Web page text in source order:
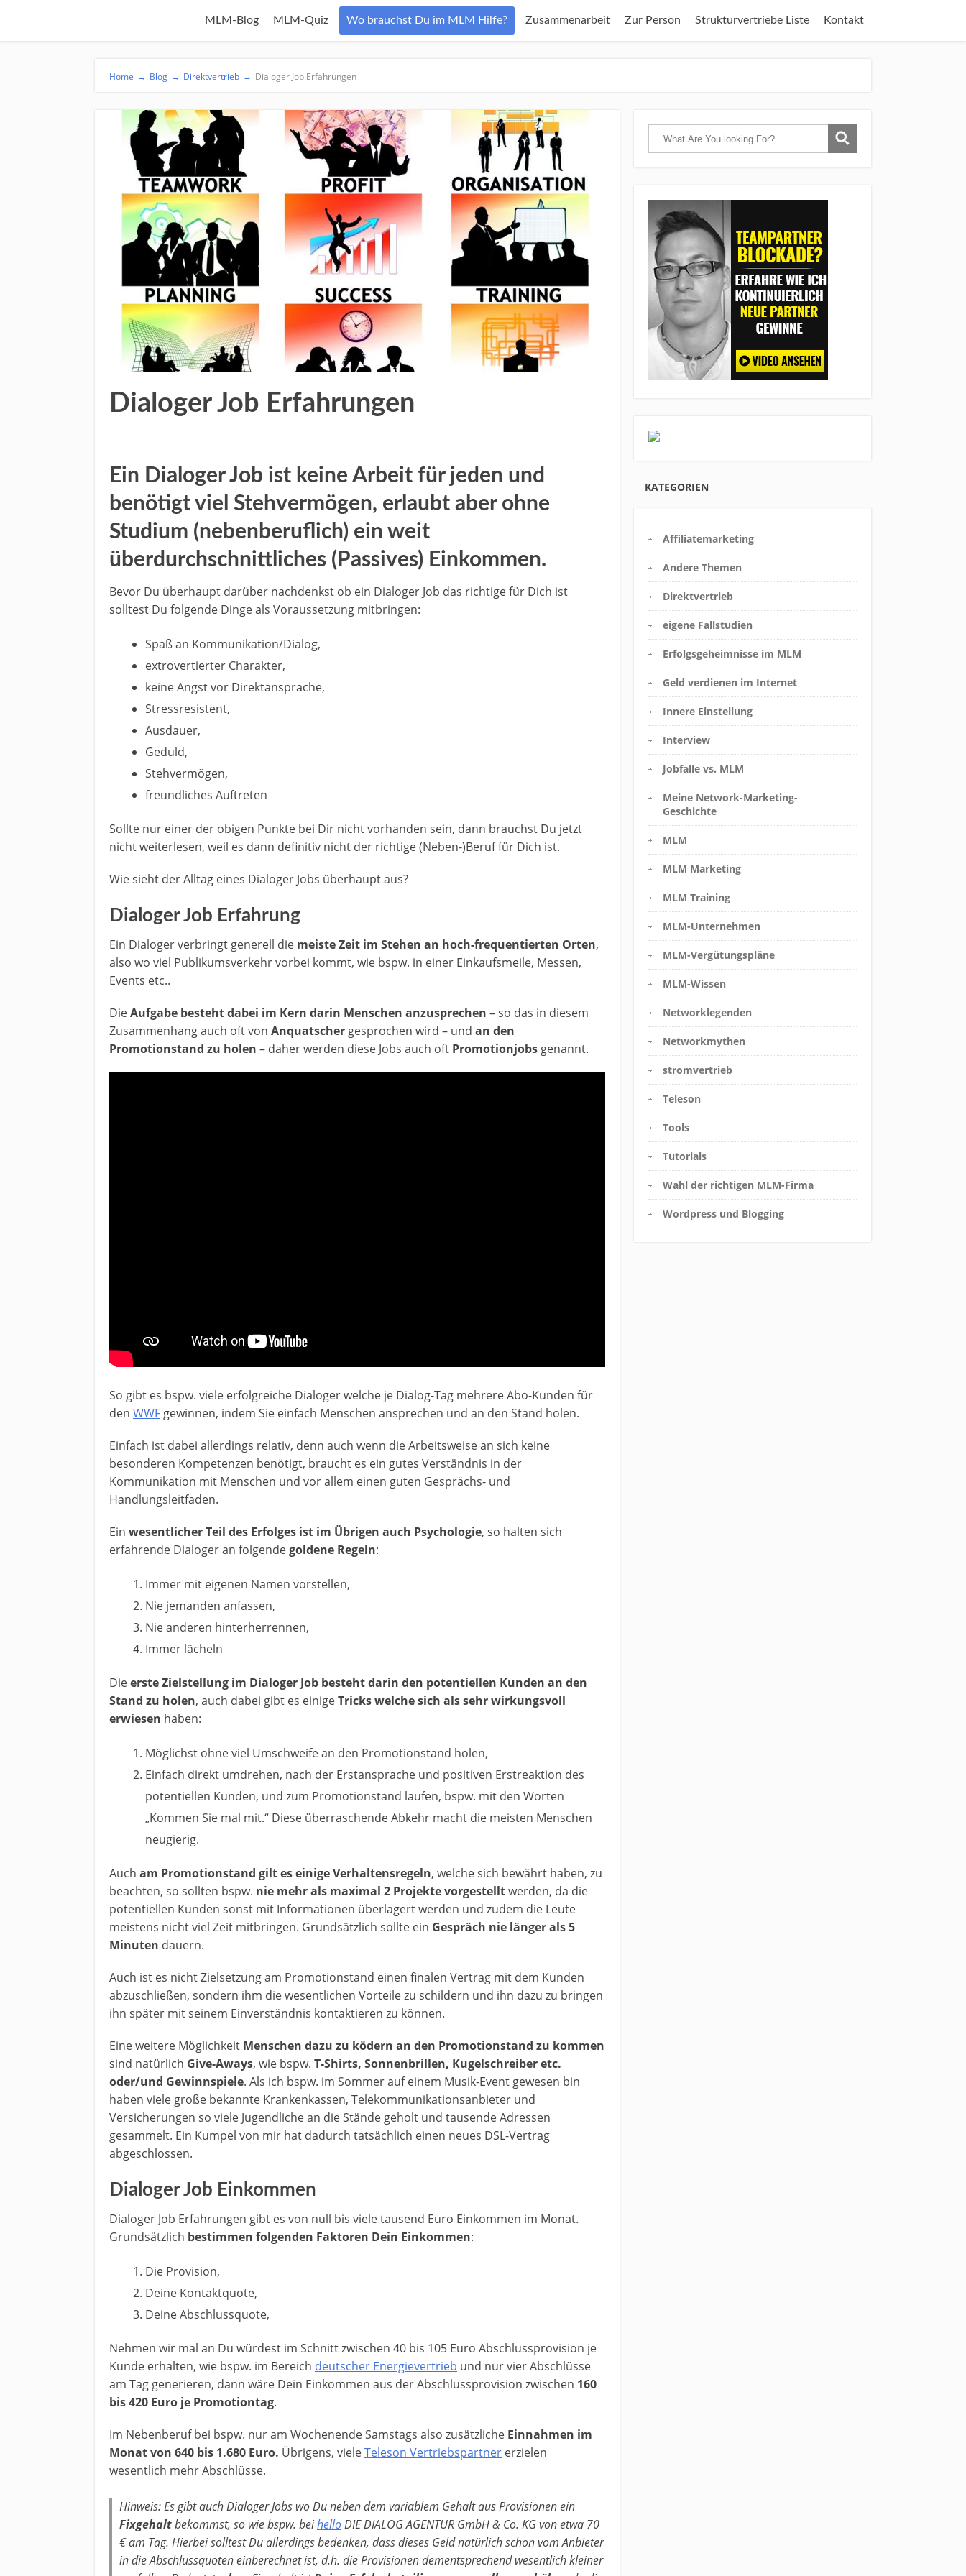
MLM-Blog MLM-Quiz Wo brauchst Du im MLM Hilfe? Zusammenarbeit Zur Person Strukturvertriebe Liste Kontakt
Home → Blog → Direktvertrieb → Dialoger Job Erfahrungen
Dialoger Job Erfahrungen
Ein Dialoger Job ist keine Arbeit für jeden und
benötigt viel Stehvermögen, erlaubt aber ohne
Studium (nebenberuflich) ein weit
überdurchschnittliches (Passives) Einkommen.
Bevor Du überhaupt darüber nachdenkst ob ein Dialoger Job das richtige für Dich ist
solltest Du folgende Dinge als Voraussetzung mitbringen:
Spaß an Kommunikation/Dialog,
extrovertierter Charakter,
keine Angst vor Direktansprache,
Stressresistent,
Ausdauer,
Geduld,
Stehvermögen,
freundliches Auftreten
Sollte nur einer der obigen Punkte bei Dir nicht vorhanden sein, dann brauchst Du jetzt
nicht weiterlesen, weil es dann definitiv nicht der richtige (Neben-)Beruf für Dich ist.
Wie sieht der Alltag eines Dialoger Jobs überhaupt aus?
Dialoger Job Erfahrung
Ein Dialoger verbringt generell die meiste Zeit im Stehen an hoch-frequentierten Orten,
also wo viel Publikumsverkehr vorbei kommt, wie bspw. in einer Einkaufsmeile, Messen,
Events etc..
DieAufgabe besteht dabei im Kern darin Menschen anzusprechen – so das in diesem
Zusammenhang auch oft von Anquatscher gesprochen wird – und an den
Promotionstand zu holen – daher werden diese Jobs auch oft Promotionjobs genannt.
So gibt es bspw. viele erfolgreiche Dialoger welche je Dialog-Tag mehrere Abo-Kunden für
den WWF gewinnen, indem Sie einfach Menschen ansprechen und an den Stand holen.
Einfach ist dabei allerdings relativ, denn auch wenn die Arbeitsweise an sich keine
besonderen Kompetenzen benötigt, braucht es ein gutes Verständnis in der
Kommunikation mit Menschen und vor allem einen guten Gesprächs- und
Handlungsleitfaden.
Ein wesentlicher Teil des Erfolges ist im Übrigen auch Psychologie, so halten sich
erfahrende Dialoger an folgendegoldene Regeln:
Immer mit eigenen Namen vorstellen,
Nie jemanden anfassen,
Nie anderen hinterherrennen,
Immer lächeln
Dieerste Zielstellung im Dialoger Job besteht darin den potentiellen Kunden an den
Stand zu holen, auch dabei gibt es einigeTricks welche sich als sehr wirkungsvoll
erwiesen haben:
Möglichst ohne viel Umschweife an den Promotionstand holen,
Einfach direkt umdrehen, nach der Erstansprache und positiven Erstreaktion des
potentiellen Kunden, und zum Promotionstand laufen, bspw. mit den Worten
„Kommen Sie mal mit.“ Diese überraschende Abkehr macht die meisten Menschen
neugierig.
Auch am Promotionstand gilt es einige Verhaltensregeln, welche sich bewährt haben, zu
beachten, so sollten bspw. nie mehr als maximal 2 Projekte vorgestelltwerden, da die
potentiellen Kunden sonst mit Informationen überlagert werden und zudem die Leute
meistens nicht viel Zeit mitbringen. Grundsätzlich sollte ein Gespräch nie länger als 5
Minuten dauern.
Auch ist es nicht Zielsetzung am Promotionstand einen finalen Vertrag mit dem Kunden
abzuschließen, sondern ihm die wesentlichen Vorteile zu schildern und ihn dazu zu bringen
ihn später mit seinem Einverständnis kontaktieren zu können.
Eine weitere Möglichkeit Menschen dazu zu ködern an den Promotionstand zu kommen
sind natürlich Give-Aways, wie bspw. T-Shirts, Sonnenbrillen, Kugelschreiber etc.
oder/und Gewinnspiele. Als ich bspw. im Sommer auf einem Musik-Event gewesen bin
haben viele große bekannte Krankenkassen, Telekommunikationsanbieter und
Versicherungen so viele Jugendliche an die Stände geholt und tausende Adressen
gesammelt. Ein Kumpel von mir hat dadurch tatsächlich einen neues DSL-Vertrag
abgeschlossen.
Dialoger Job Einkommen
Dialoger Job Erfahrungen gibt es von null bis viele tausend Euro Einkommen im Monat.
Grundsätzlich bestimmen folgenden Faktoren Dein Einkommen:
Die Provision,
Deine Kontaktquote,
Deine Abschlussquote,
Nehmen wir mal an Du würdest im Schnitt zwischen 40 bis 105 Euro Abschlussprovision je
Kunde erhalten, wie bspw. im Bereich deutscher Energievertrieb und nur vier Abschlüsse
am Tag generieren, dann wäre Dein Einkommen aus der Abschlussprovision zwischen 160
bis 420 Euro je Promotiontag.
Im Nebenberuf bei bspw. nur am Wochenende Samstags also zusätzliche Einnahmen im
Monat von 640 bis 1.680 Euro. Übrigens, vieleTeleson Vertriebspartner erzielen
wesentlich mehr Abschlüsse.
Hinweis: Es gibt auch Dialoger Jobs wo Du neben dem variablem Gehalt aus Provisionen ein
Fixgehaltbekommst, so wie bspw. beihelloDIE DIALOG AGENTUR GmbH & Co. KG von etwa 70
€ am Tag. Hierbei solltest Du allerdings bedenken, dass dieses Geld natürlich schon vom Anbieter
in die Abschlussquoten einberechnet ist, d.h. die Provisionen dementsprechend wesentlich kleiner
KATEGORIEN
Affiliatemarketing
Andere Themen
Direktvertrieb
eigene Fallstudien
Erfolgsgeheimnisse im MLM
Geld verdienen im Internet
Innere Einstellung
Interview
Jobfalle vs. MLM
Meine Network-Marketing-
Geschichte
MLM
MLM Marketing
MLM Training
MLM-Unternehmen
MLM-Vergütungspläne
MLM-Wissen
Networklegenden
Networkmythen
stromvertrieb
Teleson
Tools
Tutorials
Wahl der richtigen MLM-Firma
Wordpress und Blogging